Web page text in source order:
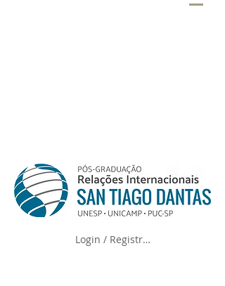
Login / Registre-se